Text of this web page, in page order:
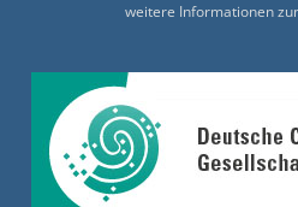
weitere Informationen